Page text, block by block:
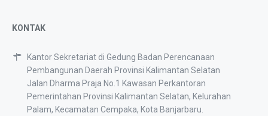
KONTAK
Kantor Sekretariat di Gedung Badan Perencanaan
Pembangunan Daerah Provinsi Kalimantan Selatan
Jalan Dharma Praja No.1 Kawasan Perkantoran
Pemerintahan Provinsi Kalimantan Selatan, Kelurahan
Palam, Kecamatan Cempaka, Kota Banjarbaru.